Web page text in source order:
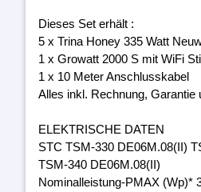
Dieses Set erhält :
5 x Trina Honey 335 Watt
1 x Growatt 2000 S mit WiFi
1 x 10 Meter Anschlusskabel
Alles inkl. Rechnung, Garantie
ELEKTRISCHE DATEN
STC TSM-330 DE06M.08(II)
TSM-340 DE06M.08(II)
Nominalleistung-PMAX (Wp)*